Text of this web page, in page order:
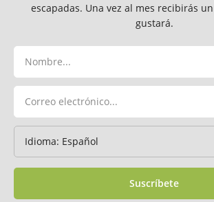
escapadas. Una vez al mes recibirás
gustará.
Suscríbete